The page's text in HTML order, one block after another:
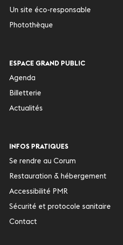
Un site éco-responsable
Photothèque
ESPACE GRAND PUBLIC
Agenda
Billetterie
Actualités
INFOS PRATIQUES
Se rendre au Corum
Restauration & hébergement
Accessibilité PMR
Sécurité et protocole sanitaire
Contact